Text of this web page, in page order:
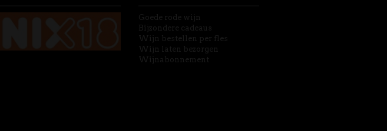
Goede rode wijn
Bijzondere cadeaus
Wijn bestellen per fles
Wijn laten bezorgen
Wijnabonnement